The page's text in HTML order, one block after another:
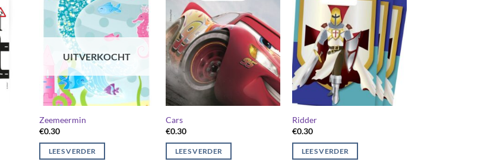
UITVERKOCHT
Zeemeermin
€0.30
LEES VERDER
Cars
€0.30
LEES VERDER
Ridder
€0.30
LEES VERDER